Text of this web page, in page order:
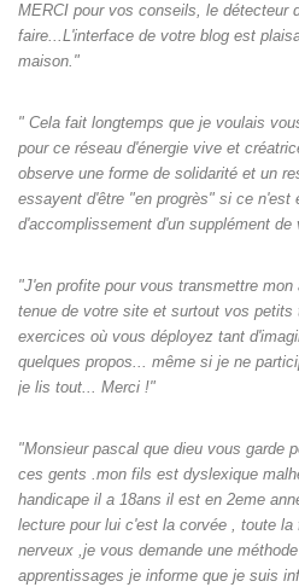
MERCI pour vos conseils, le détecteur
faire...L'interface de votre blog est
maison."
" Cela fait longtemps que je voulais
pour ce réseau d'énergie vive et
observe une forme de solidarité et un
essayent d'être "en progrès" si ce n'est
d'accomplissement d'un supplément de
"J'en profite pour vous transmettre
tenue de votre site et surtout vos petits
exercices où vous déployez tant
quelques propos... même si je ne
je lis tout... Merci !"
"Monsieur pascal que dieu vous garde
ces gents .mon fils est dyslexique
handicape il a 18ans il est en 2eme
lecture pour lui c'est la corvée , toute
nerveux ,je vous demande une
apprentissages je informe que je suis